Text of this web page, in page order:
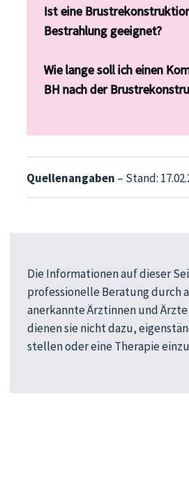
Ist eine
Bestrahlung geeignet?
Wie lange soll ich einen
BH nach der
Quellenangaben – Stand:
Die Informationen auf dieser
professionelle Beratung durch
anerkannte Ärztinnen und
dienen sie nicht dazu,
stellen oder eine Therapie